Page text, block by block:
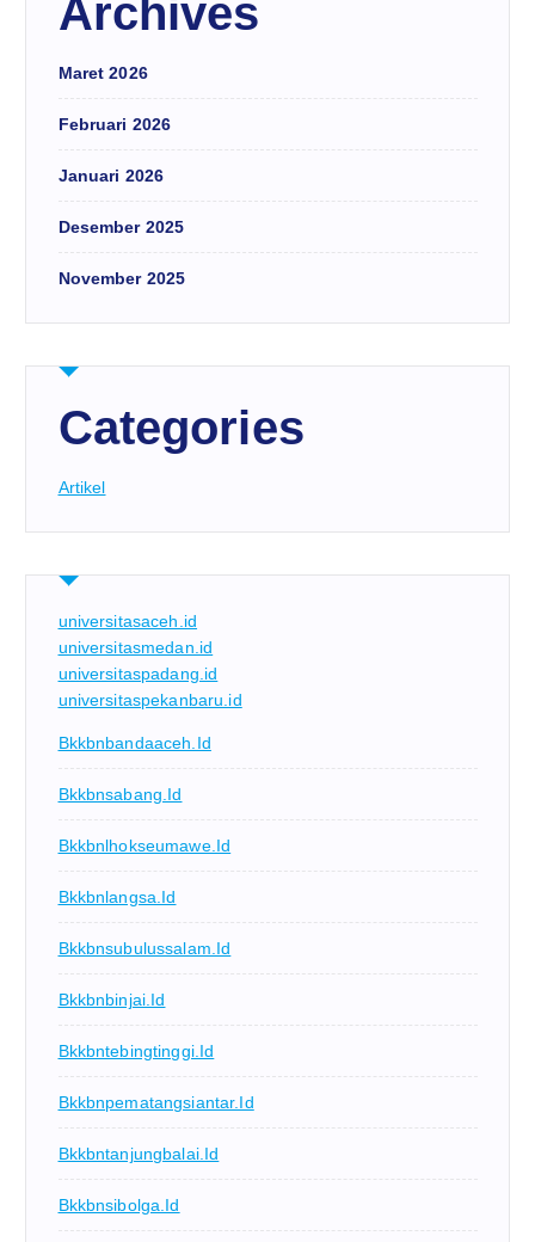
Archives
Maret 2026
Februari 2026
Januari 2026
Desember 2025
November 2025
Categories
Artikel
universitasaceh.id
universitasmedan.id
universitaspadang.id
universitaspekanbaru.id
Bkkbnbandaaceh.id
Bkkbnsabang.id
Bkkbnlhokseumawe.id
Bkkbnlangsa.id
Bkkbnsubulussalam.id
Bkkbnbinjai.id
Bkkbntebingtinggi.id
Bkkbnpematangsiantar.id
Bkkbntanjungbalai.id
Bkkbnsibolga.id